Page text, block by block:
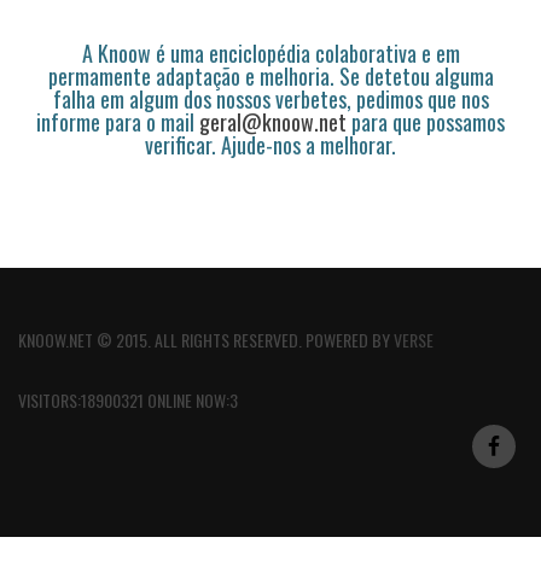
A Knoow é uma enciclopédia colaborativa e em
permamente adaptação e melhoria. Se detetou alguma
falha em algum dos nossos verbetes, pedimos que nos
informe para o mail geral@knoow.netpara que possamos
verificar. Ajude-nos a melhorar.
KNOOW.NET © 2015. ALL RIGHTS RESERVED. POWERED BYVERSE
VISITORS:18900321 ONLINE NOW:3